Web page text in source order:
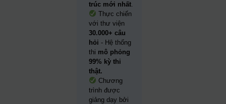
trúc mới nhất.
Thực chiến
với thư viện
30.000+ câu
hỏi - Hệ thống
thi mô phỏng
99% kỳ thi
thật.
Chương
trình được
giảng dạy bởi